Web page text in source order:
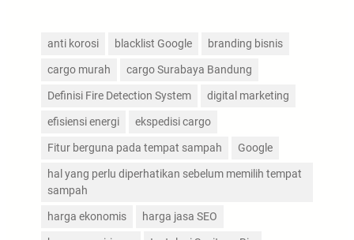
anti korosi blacklist Google branding bisnis
cargo murah cargo Surabaya Bandung
Definisi Fire Detection System digital marketing
efisiensi energi ekspedisi cargo
Fitur berguna pada tempat sampah Google
hal yang perlu diperhatikan sebelum memilih tempat
sampah
harga ekonomis harga jasa SEO